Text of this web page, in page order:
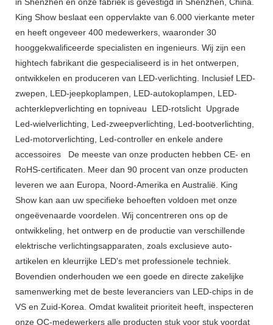
King Show beslaat een oppervlakte van 6.000 vierkante meter
en heeft ongeveer 400 medewerkers, waaronder 30
hooggekwalificeerde specialisten en ingenieurs. Wij zijn een
hightech fabrikant die gespecialiseerd is in het ontwerpen,
ontwikkelen en produceren van LED-verlichting. Inclusief LED-
zwepen, LED-jeepkoplampen, LED-autokoplampen, LED-
achterklepverlichting en topniveau LED-rotslicht Upgrade
Led-wielverlichting, Led-zweepverlichting, Led-bootverlichting,
Led-motorverlichting, Led-controller en enkele andere
accessoires De meeste van onze producten hebben CE- en
RoHS-certificaten. Meer dan 90 procent van onze producten
leveren we aan Europa, Noord-Amerika en Australië. King
Show kan aan uw specifieke behoeften voldoen met onze
ongeëvenaarde voordelen. Wij concentreren ons op de
ontwikkeling, het ontwerp en de productie van verschillende
elektrische verlichtingsapparaten, zoals exclusieve auto-
artikelen en kleurrijke LED's met professionele techniek.
Bovendien onderhouden we een goede en directe zakelijke
samenwerking met de beste leveranciers van LED-chips in de
VS en Zuid-Korea. Omdat kwaliteit prioriteit heeft, inspecteren
onze QC-medewerkers alle producten stuk voor stuk voordat